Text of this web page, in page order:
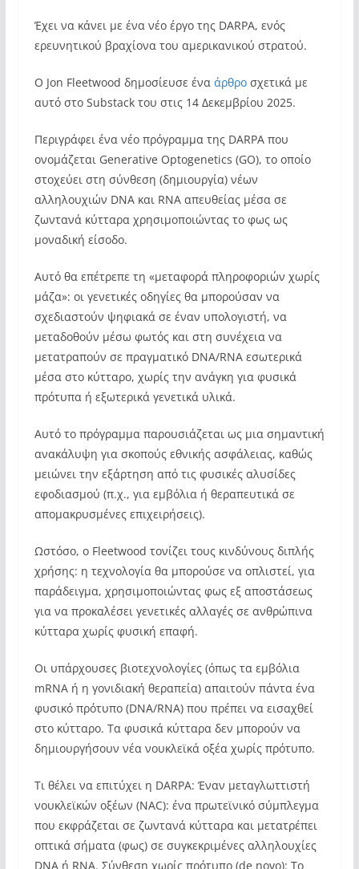
Έχει να κάνει με ένα νέο έργο της DARPA, ενός
ερευνητικού βραχίονα του αμερικανικού στρατού.
Ο Jon Fleetwood δημοσίευσε ένα άρθροσχετικά με
αυτό στο Substack του στις 14 Δεκεμβρίου 2025.
Περιγράφει ένα νέο πρόγραμμα της DARPA που
ονομάζεται Generative Optogenetics (GO), το οποίο
στοχεύει στη σύνθεση (δημιουργία) νέων
αλληλουχιών DNA και RNA απευθείας μέσα σε
ζωντανά κύτταρα χρησιμοποιώντας το φως ως
μοναδική είσοδο.
Αυτό θα επέτρεπε τη «μεταφορά πληροφοριών χωρίς
μάζα»: οι γενετικές οδηγίες θα μπορούσαν να
σχεδιαστούν ψηφιακά σε έναν υπολογιστή, να
μεταδοθούν μέσω φωτός και στη συνέχεια να
μετατραπούν σε πραγματικό DNA/RNA εσωτερικά
μέσα στο κύτταρο, χωρίς την ανάγκη για φυσικά
πρότυπα ή εξωτερικά γενετικά υλικά.
Αυτό το πρόγραμμα παρουσιάζεται ως μια σημαντική
ανακάλυψη για σκοπούς εθνικής ασφάλειας, καθώς
μειώνει την εξάρτηση από τις φυσικές αλυσίδες
εφοδιασμού (π.χ., για εμβόλια ή θεραπευτικά σε
απομακρυσμένες επιχειρήσεις).
Ωστόσο, ο Fleetwood τονίζει τους κινδύνους διπλής
χρήσης: η τεχνολογία θα μπορούσε να οπλιστεί, για
παράδειγμα, χρησιμοποιώντας φως εξ αποστάσεως
για να προκαλέσει γενετικές αλλαγές σε ανθρώπινα
κύτταρα χωρίς φυσική επαφή.
Οι υπάρχουσες βιοτεχνολογίες (όπως τα εμβόλια
mRNA ή η γονιδιακή θεραπεία) απαιτούν πάντα ένα
φυσικό πρότυπο (DNA/RNA) που πρέπει να εισαχθεί
στο κύτταρο. Τα φυσικά κύτταρα δεν μπορούν να
δημιουργήσουν νέα νουκλεϊκά οξέα χωρίς πρότυπο.
Τι θέλει να επιτύχει η DARPA: Έναν μεταγλωττιστή
νουκλεϊκών οξέων (NAC): ένα πρωτεϊνικό σύμπλεγμα
που εκφράζεται σε ζωντανά κύτταρα και μετατρέπει
οπτικά σήματα (φως) σε συγκεκριμένες αλληλουχίες
DNA ή RNA. Σύνθεση χωρίς πρότυπο (de novo): Το